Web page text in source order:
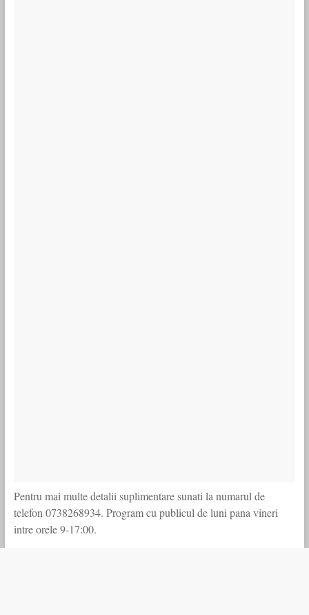
Pentru mai multe detalii suplimentare sunati la numarul de
telefon 0738268934. Program cu publicul de luni pana vineri
intre orele 9-17:00.